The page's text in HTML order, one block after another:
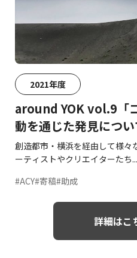
2021年度
around YOK vol.9「
動を通じた発見につ
創造都市・横浜を経由して様々
ーティストやクリエイターたち...
#ACY#寄稿#助成
詳細はこ